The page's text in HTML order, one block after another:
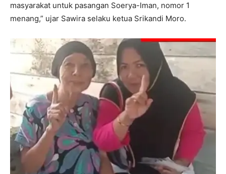
masyarakat untuk pasangan Soerya-Iman, nomor 1
menang,” ujar Sawira selaku ketua Srikandi Moro.